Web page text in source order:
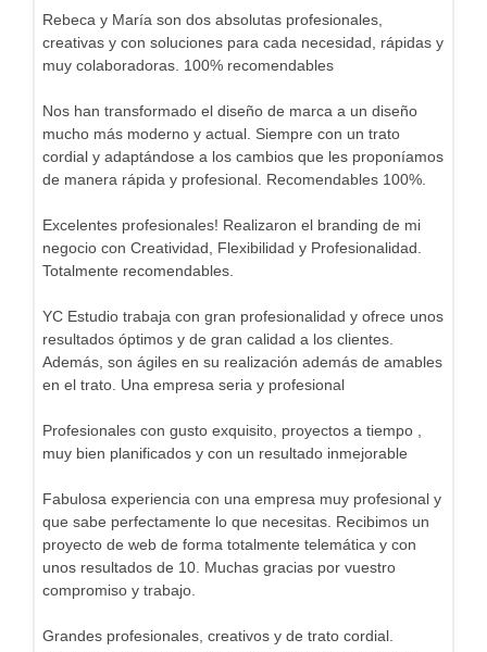
Rebeca y María son dos absolutas profesionales,
creativas y con soluciones para cada necesidad, rápidas y
muy colaboradoras. 100% recomendables
Nos han transformado el diseño de marca a un diseño
mucho más moderno y actual. Siempre con un trato
cordial y adaptándose a los cambios que les proponíamos
de manera rápida y profesional. Recomendables 100%.
Excelentes profesionales! Realizaron el branding de mi
negocio con Creatividad, Flexibilidad y Profesionalidad.
Totalmente recomendables.
YC Estudio trabaja con gran profesionalidad y ofrece unos
resultados óptimos y de gran calidad a los clientes.
Además, son ágiles en su realización además de amables
en el trato. Una empresa seria y profesional
Profesionales con gusto exquisito, proyectos a tiempo ,
muy bien planificados y con un resultado inmejorable
Fabulosa experiencia con una empresa muy profesional y
que sabe perfectamente lo que necesitas. Recibimos un
proyecto de web de forma totalmente telemática y con
unos resultados de 10. Muchas gracias por vuestro
compromiso y trabajo.
Grandes profesionales, creativos y de trato cordial.